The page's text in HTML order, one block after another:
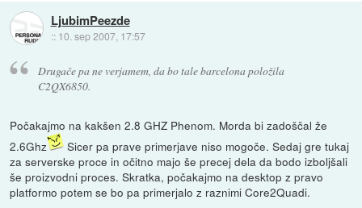
LjubimPeezde
:: 10. sep 2007, 17:57
Drugače pa ne verjamem, da bo tale barcelona položila
C2QX6850.
Počakajmo na kakšen 2.8 GHZ Phenom. Morda bi zadoščal že
2.6Ghz
Sicer pa prave primerjave niso mogoče. Sedaj gre tukaj
za serverske proce in očitno majo še precej dela da bodo izboljšali
še proizvodni proces. Skratka, počakajmo na desktop z pravo
platformo potem se bo pa primerjalo z raznimi Core2Quadi.